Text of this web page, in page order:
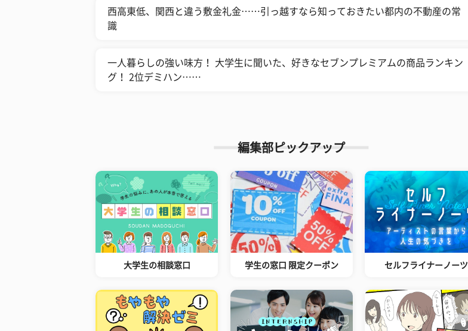
西高東低、関西と違う敷金礼金……引っ越すなら知っておきたい都内の不動産の常
識
一人暮らしの強い味方！ 大学生に聞いた、好きなセブンプレミアムの商品ランキン
グ！ 2位デミハン……
編集部ピックアップ
大学生の相談窓口 学生の窓口 限定クーポン セルフライナーノーツ